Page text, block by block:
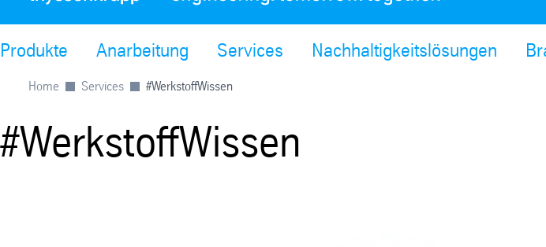
Produkte Anarbeitung Services Nachhaltigkeitslösungen
Home Services #WerkstoffWissen
#WerkstoffWissen